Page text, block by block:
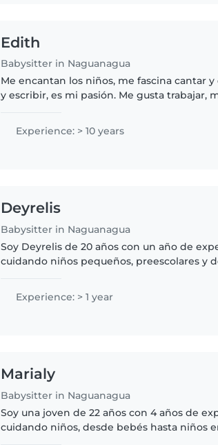
Edith
Babysitter in Naguanagua
Me encantan los niños, me fascina cantar
y escribir, es mi pasión. Me gusta trabajar,
ingrediente principal..
Experience: > 10 years
Deyrelis
Babysitter in Naguanagua
Soy Deyrelis de 20 años con un año de
cuidando niños pequeños, preescolares y
leyendo, escuchando..
Experience: > 1 year
Marialy
Babysitter in Naguanagua
Soy una joven de 22 años con 4 años de
cuidando niños, desde bebés hasta niños